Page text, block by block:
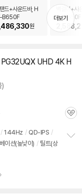
치
기
드+사운드바, H
B650F
원
벽걸이+사
W-B650F
더보기
UHD 4K H
)
관
/ 144Hz / QD-IPS /
이션(높낮이) / 틸트(상